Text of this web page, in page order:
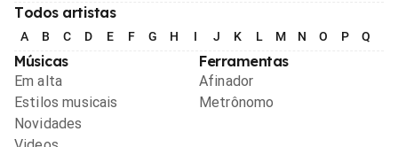
Todos artistas
A B C D E F G H I J K L M N O P Q
Músicas
Em alta
Estilos musicais
Novidades
Ferramentas
Afinador
Metrônomo